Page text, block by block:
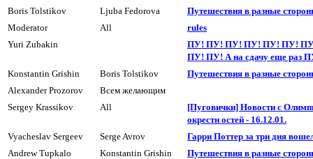
Boris Tolstikov
Ljuba Fedorova
Пyтешествия в разные
Moderator
All
rules
Yuri Zubakin
ПУ! ПУ! ПУ! ПУ! ПУ! ПУ!
ПУ! ПУ! А на сдачy еще раз
Konstantin Grishin
Boris Tolstikov
Пyтешествия в разные
Alexander Prozorov
Всем желающим
Sergey Krassikov
All
[Пуговички] Новости с
окрестн остей - 16.12.01.
Vyacheslav Sergeev
Serge Avrov
Гарри Поттер за три дня
Andrew Tupkalo
Konstantin Grishin
Пyтешествия в разные